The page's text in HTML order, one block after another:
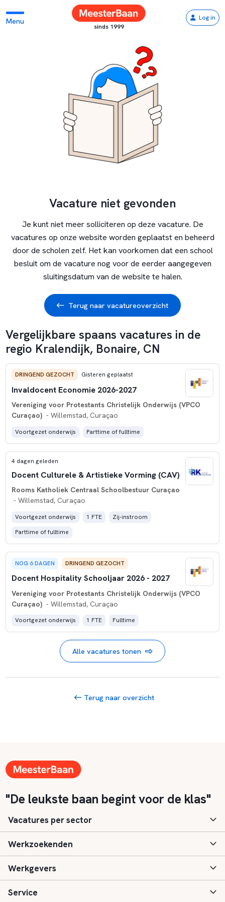
Menu
sinds 1999
Log in
Vacature niet gevonden
Je kunt niet meer solliciteren op deze vacature. De
vacatures op onze website worden geplaatst en beheerd
door de scholen zelf. Het kan voorkomen dat een school
besluit om de vacature nog voor de eerder aangegeven
sluitingsdatum van de website te halen.
Terug naar vacatureoverzicht
Vergelijkbare spaans vacatures in de
regio Kralendijk, Bonaire, CN
DRINGEND GEZOCHT Gisteren geplaatst
Invaldocent Economie 2026-2027
Vereniging voor Protestants Christelijk Onderwijs (VPCO
Curaçao) - Willemstad, Curaçao
Voortgezet onderwijs Parttime of fulltime
4 dagen geleden
Docent Culturele & Artistieke Vorming (CAV)
Rooms Katholiek Centraal Schoolbestuur Curaçao
- Willemstad, Curaçao
Voortgezet onderwijs 1 FTE
Zij-instroom
Parttime of fulltime
NOG 6 DAGEN DRINGEND GEZOCHT
Docent Hospitality Schooljaar 2026 - 2027
Vereniging voor Protestants Christelijk Onderwijs (VPCO
Curaçao) - Willemstad, Curaçao
Voortgezet onderwijs 1 FTE Fulltime
Alle vacatures tonen
Terug naar overzicht
"De leukste baan begint voor de klas"
Vacatures per sector
Basisonderwijs
Speciaal (basis) onderwijs
Voortgezet onderwijs
Werkzoekenden
Aanmelden
Vacatures
Werkgevers
Inloggen
Service